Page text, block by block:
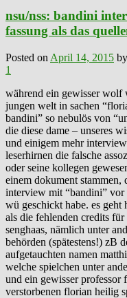
nsu/nss: bandini
fassung als das
Posted on April 14, 2015 by
1
während ein gewisser wolf
jungen welt in sachen
bandini” so nebulös von
die diese dame – unseres
und einigem mehr
leserhirnen die falsche
oder seine kollegen
einem dokument stammen,
interview mit “bandini”
wü geschickt habe. es
als die fehlenden credits
senghaas, nämlich unter
behörden (spätestens!) zB
aufgetauchten namen
welche spielchen unter
und ein gewisser professor
verstorbenen florian heilig